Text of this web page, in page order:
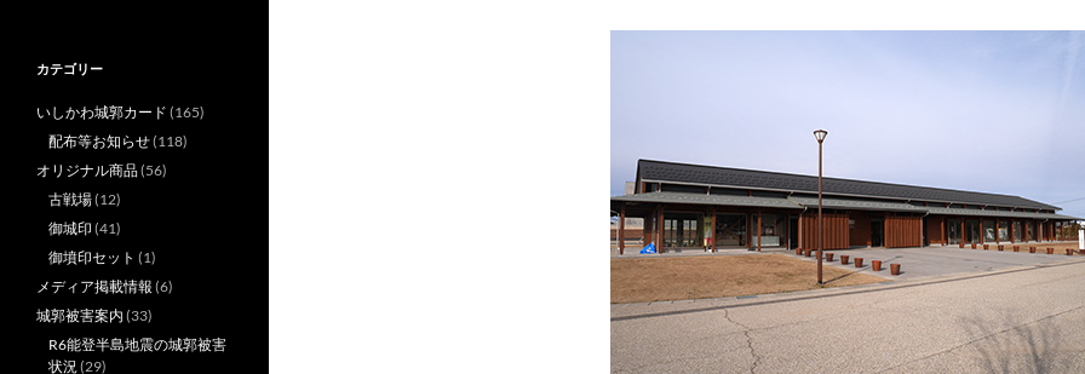
カテゴリー
いしかわ城郭カード (165)
配布等お知らせ(118)
オリジナル商品(56)
古戦場(12)
御城印 (41)
御墳印セット (1)
メディア掲載情報 (6)
城郭被害案内 (33)
R6能登半島地震の城郭被害
状況(29)